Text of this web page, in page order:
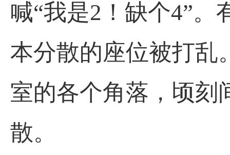
喊“我是2！缺个4”
本分散的座位被打乱
室的各个角落，顷刻
散。